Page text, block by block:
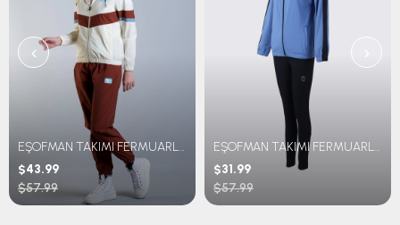
EŞOFMAN TAKIMI FERMUARLI RETRO
$43.99
$57.99
EŞOFMAN TAKIMI FERMUARLI İÇ LOGOLU
$31.99
$57.99
‹ ›